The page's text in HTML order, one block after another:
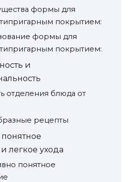
формы для
покрытием:
формы для
покрытием:
и
отделения блюда от
рецепты
легкое ухода
понятное